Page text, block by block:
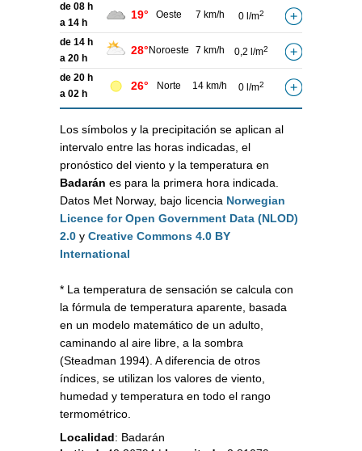
de 08 h
a 14 h
19° Oeste 7 km/h 0 l/m2
de 14 h
a 20 h
28° Noroeste 7 km/h 0,2 l/m2
de 20 h
a 02 h
26° Norte 14 km/h 0 l/m2
Los símbolos y la precipitación se aplican al
intervalo entre las horas indicadas, el
pronóstico del viento y la temperatura en
Badarán es para la primera hora indicada.
Datos Met Norway, bajo licencia Norwegian
Licence for Open Government Data (NLOD)
2.0 y Creative Commons 4.0 BY
International
* La temperatura de sensación se calcula con
la fórmula de temperatura aparente, basada
en un modelo matemático de un adulto,
caminando al aire libre, a la sombra
(Steadman 1994). A diferencia de otros
índices, se utilizan los valores de viento,
humedad y temperatura en todo el rango
termométrico.
Localidad: Badarán